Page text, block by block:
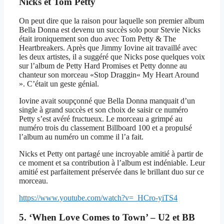
On peut dire que la raison pour laquelle son premier album
Bella Donna est devenu un succès solo pour Stevie Nicks
était ironiquement son duo avec Tom Petty & The
Heartbreakers. Après que Jimmy Iovine ait travaillé avec
les deux artistes, il a suggéré que Nicks pose quelques voix
sur l’album de Petty Hard Promises et Petty donne au
chanteur son morceau «Stop Draggin« My Heart Around
». C’était un geste génial.
Iovine avait soupçonné que Bella Donna manquait d’un
single à grand succès et son choix de saisir ce numéro
Petty s’est avéré fructueux. Le morceau a grimpé au
numéro trois du classement Billboard 100 et a propulsé
l’album au numéro un comme il l’a fait.
Nicks et Petty ont partagé une incroyable amitié à partir de
ce moment et sa contribution à l’album est indéniable. Leur
amitié est parfaitement préservée dans le brillant duo sur ce
morceau.
https://www.youtube.com/watch?v=_HCro-yiTS4
5. ‘When Love Comes to Town’ – U2 et BB